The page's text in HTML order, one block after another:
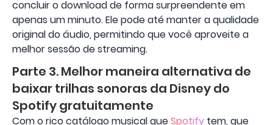
concluir o download de forma surpreendente em
apenas um minuto. Ele pode até manter a qualidade
original do áudio, permitindo que você aproveite a
melhor sessão de streaming.
Parte 3. Melhor maneira alternativa de
baixar trilhas sonoras da Disney do
Spotify gratuitamente
Com o rico catálogo musical queSpotify tem, que